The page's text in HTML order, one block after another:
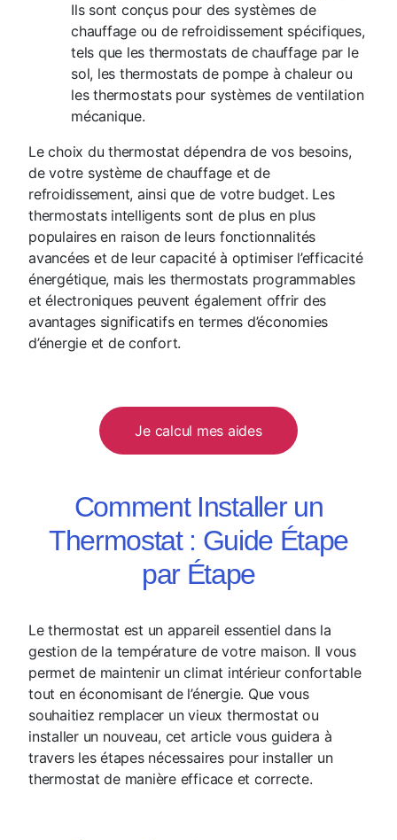
Ils sont conçus pour des systèmes de
chauffage ou de refroidissement spécifiques,
tels que les thermostats de chauffage par le
sol, les thermostats de pompe à chaleur ou
les thermostats pour systèmes de ventilation
mécanique.
Le choix du thermostat dépendra de vos besoins,
de votre système de chauffage et de
refroidissement, ainsi que de votre budget. Les
thermostats intelligents sont de plus en plus
populaires en raison de leurs fonctionnalités
avancées et de leur capacité à optimiser l’efficacité
énergétique, mais les thermostats programmables
et électroniques peuvent également offrir des
avantages significatifs en termes d’économies
d’énergie et de confort.
Je calcul mes aides
Comment Installer un
Thermostat : Guide Étape
par Étape
Le thermostat est un appareil essentiel dans la
gestion de la température de votre maison. Il vous
permet de maintenir un climat intérieur confortable
tout en économisant de l’énergie. Que vous
souhaitiez remplacer un vieux thermostat ou
installer un nouveau, cet article vous guidera à
travers les étapes nécessaires pour installer un
thermostat de manière efficace et correcte.